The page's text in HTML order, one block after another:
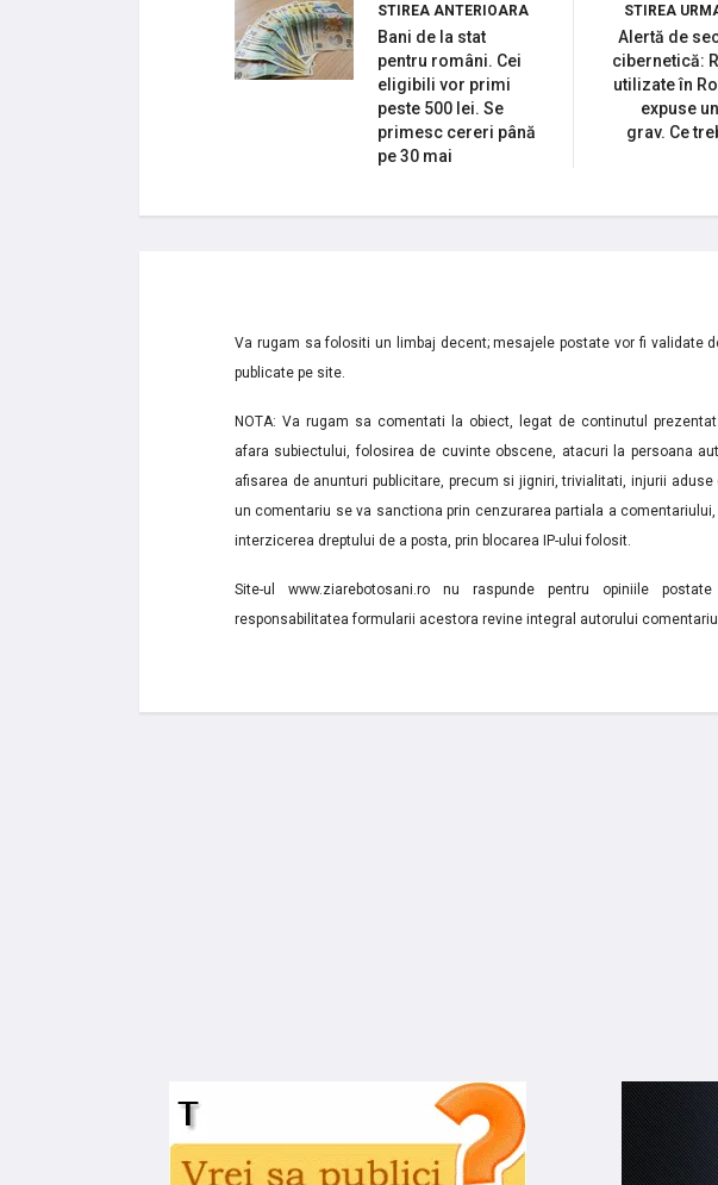
STIREA ANTERIOARA
Bani de la stat
pentru români. Cei
eligibili vor primi
peste 500 lei. Se
primesc cereri până
pe 30 mai
STIREA
Alertă de
cibernetică:
utilizate în
expuse
grav. Ce
Va rugam sa folositi un limbaj decent; mesajele postate vor fi validate
publicate pe site.
NOTA: Va rugam sa comentati la obiect, legat de continutul
afara subiectului, folosirea de cuvinte obscene, atacuri la persoana
afisarea de anunturi publicitare, precum si jigniri, trivialitati, injurii
un comentariu se va sanctiona prin cenzurarea partiala a
interzicerea dreptului de a posta, prin blocarea IP-ului folosit.
Site-ul www.ziarebotosani.ro nu raspunde pentru opiniile
responsabilitatea formularii acestora revine integral autorului